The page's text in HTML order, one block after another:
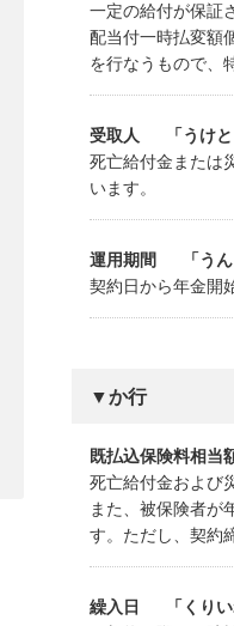
一定の給付が保証
配当付一時払変額
を行なうもので、
受取人
「うけと
死亡給付金または
います。
運用期間
「う
契約日から年金開
▼か行
既払込保険料相当
死亡給付金および
また、被保険者が
す。ただし、契約
繰入日
「くりい